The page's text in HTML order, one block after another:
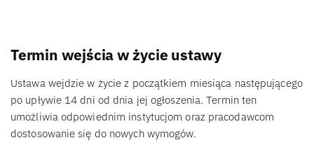
Termin wejścia w życie ustawy
Ustawa wejdzie w życie z początkiem miesiąca następującego
po upływie 14 dni od dnia jej ogłoszenia. Termin ten
umożliwia odpowiednim instytucjom oraz pracodawcom
dostosowanie się do nowych wymogów.